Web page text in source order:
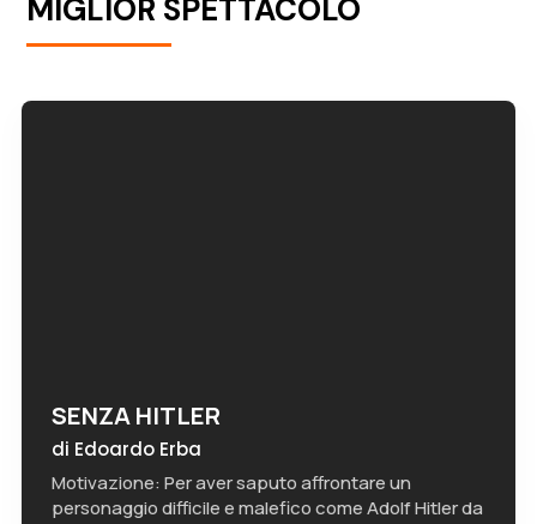
MIGLIOR SPETTACOLO
SENZA HITLER
di Edoardo Erba
Motivazione: Per aver saputo affrontare un
personaggio difficile e malefico come Adolf Hitler da